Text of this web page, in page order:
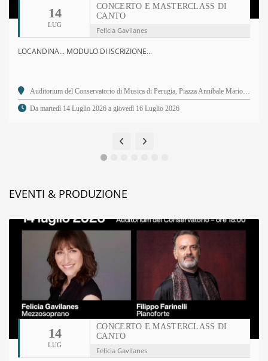
14
LUG
CONCERTO E MASTERCLASS DI
CANTO
Felicia Gavilanes
LOCANDINA... MODULO DI ISCRIZIONE...
Auditorium del Conservatorio di Musica di Perugia, Piazza Annibale Mariotti, 2 - 06123 Perugia PG
Da martedì 14 Luglio 2026 a giovedì 16 Luglio 2026
EVENTI & PRODUZIONE
14
LUG
CONCERTO E MASTERCLASS DI
CANTO
Felicia Gavilanes